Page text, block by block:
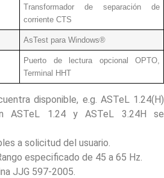
Transformador de separación de
corriente CTS
AsTest para Windows®
Puerto de lectura opcional OPTO,
Terminal HHT
disponible, e.g. ASTeL 1.24(H)
ASTeL 1.24 y ASTeL 3.24H se
a solicitud del usuario.
especificado de 45 a 65 Hz.
JJG 597-2005.